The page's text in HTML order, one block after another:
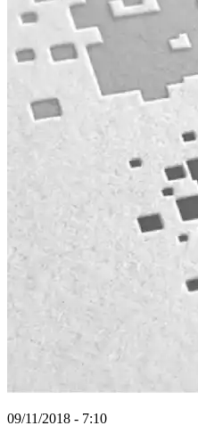
09/11/2018 - 7:10